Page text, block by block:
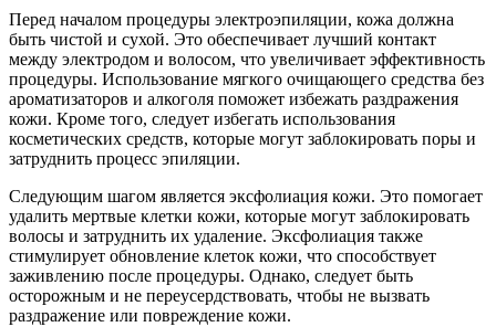
Перед началом процедуры электроэпиляции, кожа должна
быть чистой и сухой. Это обеспечивает лучший контакт
между электродом и волосом, что увеличивает эффективность
процедуры. Использование мягкого очищающего средства без
ароматизаторов и алкоголя поможет избежать раздражения
кожи. Кроме того, следует избегать использования
косметических средств, которые могут заблокировать поры и
затруднить процесс эпиляции.
Следующим шагом является эксфолиация кожи. Это помогает
удалить мертвые клетки кожи, которые могут заблокировать
волосы и затруднить их удаление. Эксфолиация также
стимулирует обновление клеток кожи, что способствует
заживлению после процедуры. Однако, следует быть
осторожным и не переусердствовать, чтобы не вызвать
раздражение или повреждение кожи.